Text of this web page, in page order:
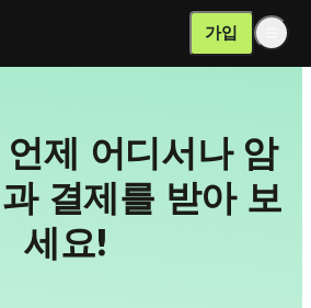
가입
제 어디서나 암
결제를 받아 보
세요!